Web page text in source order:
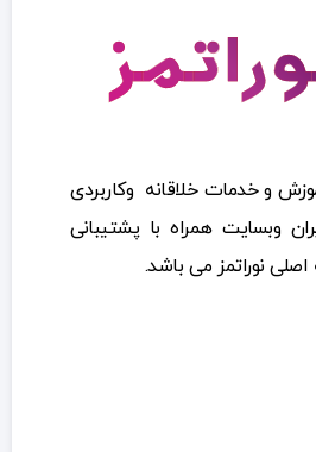
و خدمات خلاقانه وکاربردی
وبسایت همراه با پشتیبانی
نوراتمز می باشد.